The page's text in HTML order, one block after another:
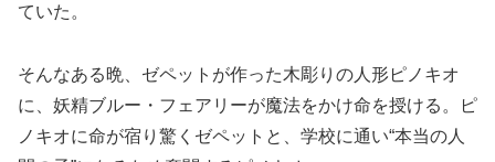
ていた。
そんなある晩、ゼペットが作った木彫りの人形ピノキオ
に、妖精ブルー・フェアリーが魔法をかけ命を授ける。ピ
ノキオに命が宿り驚くゼペットと、学校に通い“本当の人